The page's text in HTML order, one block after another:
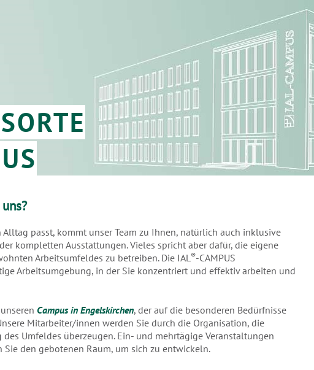
passt, kommt unser Team zu Ihnen, natürlich auch inklusive
kompletten Ausstattungen. Vieles spricht aber dafür, die eigene
Arbeitsumfeldes zu betreiben. Die IAL®-CAMPUS
Arbeitsumgebung, in der Sie konzentriert und effektiv arbeiten und
Campus in Engelskirchen, der auf die besonderen Bedürfnisse
Mitarbeiter/innen werden Sie durch die Organisation, die
Umfeldes überzeugen. Ein- und mehrtägige Veranstaltungen
Sie den gebotenen Raum, um sich zu entwickeln.